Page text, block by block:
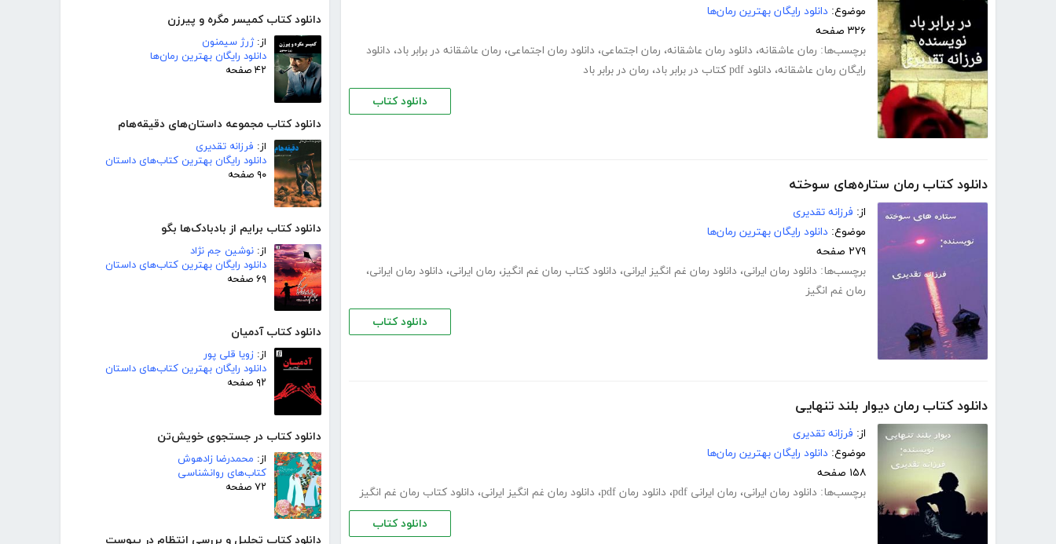
دانلود کتاب کمیسر مگره و پیرزن
از:ژرژ سیمنون
دانلود رایگان بهترین رمان‌ها
۴۲ صفحه
دانلود کتاب مجموعه داستان‌های دقیقه‌هام
از: فرزانه تقدیری
دانلود رایگان بهترین کتاب‌های داستان
۹۰ صفحه
دانلود کتاب برایم از بادبادک‌ها بگو
از: نوشین جم نژاد
دانلود رایگان بهترین کتاب‌های داستان
۶۹ صفحه
دانلود کتاب آدمیان
از: زویا قلی پور
دانلود رایگان بهترین کتاب‌های داستان
۹۲ صفحه
دانلود کتاب در جستجوی خویش‌تن
از: محمدرضا زادهوش
کتاب‌های روانشناسی
۷۲ صفحه
دانلود کتاب تحلیل و بررسی انتظام در پیوست
موضوع: دانلود رایگان بهترین رمان‌ها
۳۲۶ صفحه
برچسب‌ها: رمان عاشقانه، دانلود رمان عاشقانه، رمان اجتماعی، دانلود رمان اجتماعی، رمان عاشقانه در برابر باد، دانلود
رایگان رمان عاشقانه، دانلود pdf کتاب در برابر باد ، رمان در برابر باد
دانلود کتاب
دانلود کتاب رمان ستاره‌های سوخته
از: فرزانه تقدیری
موضوع: دانلود رایگان بهترین رمان‌ها
۲۷۹ صفحه
برچسب‌ها: دانلود رمان ایرانی، دانلود رمان غم انگیز ایرانی، دانلود کتاب رمان غم انگیز، رمان ایرانی، دانلود رمان ایرانی،
رمان غم انگیز
دانلود کتاب
دانلود کتاب رمان دیوار بلند تنهایی
از: فرزانه تقدیری
موضوع: دانلود رایگان بهترین رمان‌ها
۱۵۸ صفحه
برچسب‌ها: دانلود رمان ایرانی، رمان ایرانی pdf ، دانلود رمان pdf ، دانلود رمان غم انگیز ایرانی، دانلود کتاب رمان غم انگیز
دانلود کتاب